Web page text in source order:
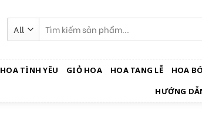
kiếm:
HOA TÌNH YÊU GIỎ HOA HOA TANG LỄ HOA BÓ
HƯỚNG